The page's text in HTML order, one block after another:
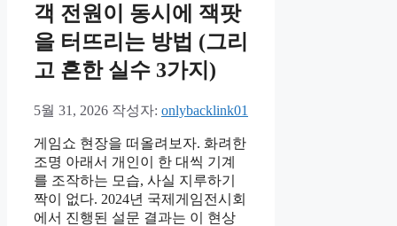
객 전원이 동시에 잭팟
을 터뜨리는 방법 (그리
고 흔한 실수 3가지)
5월 31, 2026 작성자: onlybacklink01
게임쇼 현장을 떠올려보자. 화려한
조명 아래서 개인이 한 대씩 기계
를 조작하는 모습, 사실 지루하기
짝이 없다. 2024년 국제게임전시회
에서 진행된 설문 결과는 이 현상